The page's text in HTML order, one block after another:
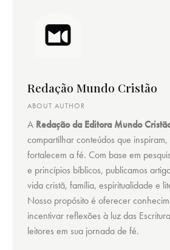
Redação Mundo Cristão
ABOUT AUTHOR
A Redação da Editora Mundo
compartilhar conteúdos que
fortalecem a fé. Com base em
e princípios bíblicos, publicamos
vida cristã, família, espiritualidade e
Nosso propósito é oferecer
incentivar reflexões à luz das
leitores em sua jornada de fé.